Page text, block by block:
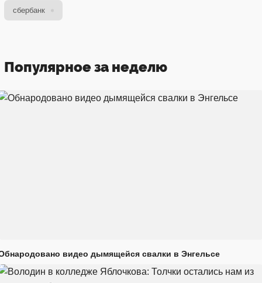
сбербанк
Популярное за неделю
видео дымящейся свалки в Энгельсе